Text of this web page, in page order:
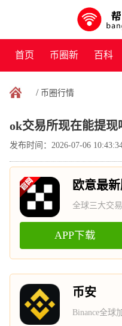
首页 币圈新
闻
百科
/ 币圈行情
ok交易所现在能提现
发布时间：2026-07-06
欧意最
全球三大交
APP下载
币安
Binance全球